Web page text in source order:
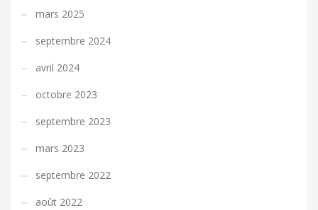
mars 2025
septembre 2024
avril 2024
octobre 2023
septembre 2023
mars 2023
septembre 2022
août 2022